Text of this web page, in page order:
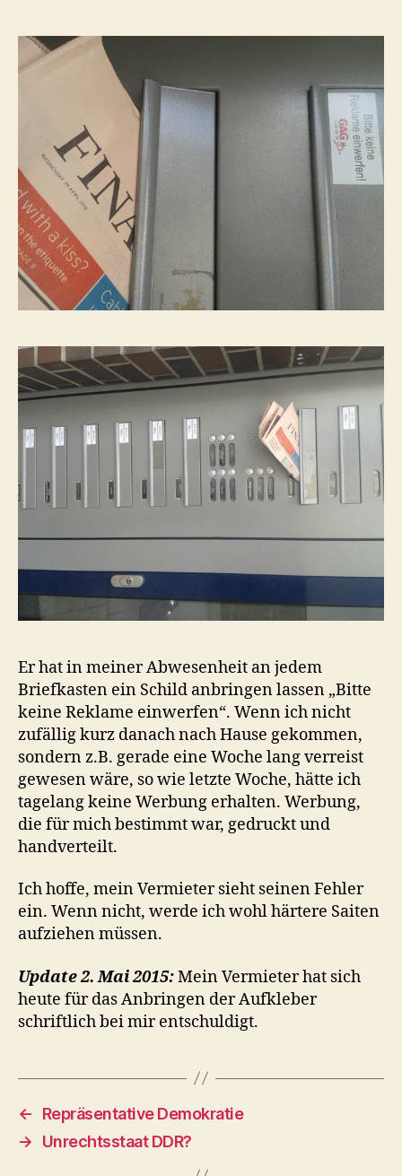
Er hat in meiner Abwesenheit an jedem
Briefkasten ein Schild anbringen lassen „Bitte
keine Reklame einwerfen“. Wenn ich nicht
zufällig kurz danach nach Hause gekommen,
sondern z.B. gerade eine Woche lang verreist
gewesen wäre, so wie letzte Woche, hätte ich
tagelang keine Werbung erhalten. Werbung,
die für mich bestimmt war, gedruckt und
handverteilt.
Ich hoffe, mein Vermieter sieht seinen Fehler
ein. Wenn nicht, werde ich wohl härtere Saiten
aufziehen müssen.
Update 2. Mai 2015:Mein Vermieter hat sich
heute für das Anbringen der Aufkleber
schriftlich bei mir entschuldigt.
←
Repräsentative Demokratie
→
Unrechtsstaat DDR?